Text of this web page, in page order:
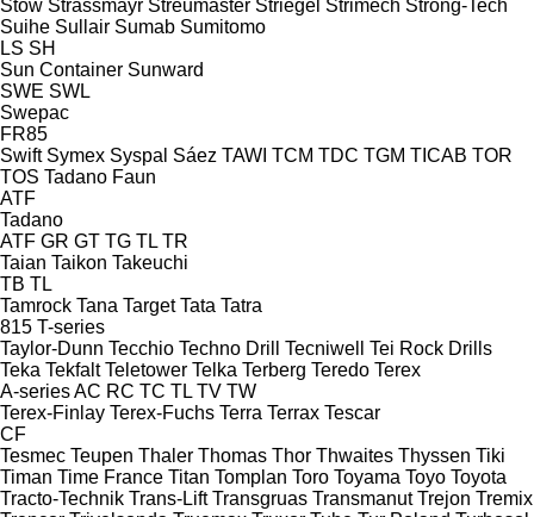
Stow Strassmayr Streumaster Striegel Strimech Strong-Tech
Suihe Sullair Sumab Sumitomo
LS SH
Sun Container Sunward
SWE SWL
Swepac
FR85
Swift Symex Syspal Sáez TAWI TCM TDC TGM TICAB TOR
TOS Tadano Faun
ATF
Tadano
ATF GR GT TG TL TR
Taian Taikon Takeuchi
TB TL
Tamrock Tana Target Tata Tatra
815 T-series
Taylor-Dunn Tecchio Techno Drill Tecniwell
Tei Rock Drills
Teka Tekfalt Teletower Telka Terberg Teredo Terex
A-seriesAC RC TC TL TV TW
Terex-Finlay Terex-Fuchs Terra Terrax Tescar
CF
Tesmec Teupen Thaler Thomas Thor Thwaites Thyssen Tiki
Timan Time France Titan Tomplan Toro Toyama Toyo Toyota
Tracto-Technik Trans-Lift Transgruas Transmanut Trejon Tremix